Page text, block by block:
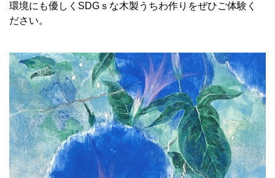
環境にも優しくSDGｓな木製うちわ作りをぜひご体験く
ださい。